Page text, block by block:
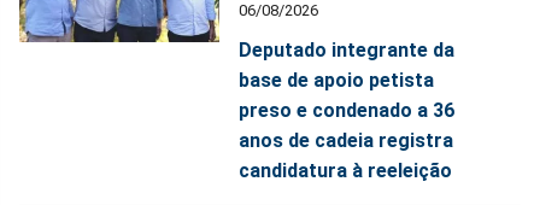
06/08/2026
Deputado integrante da
base de apoio petista
preso e condenado a 36
anos de cadeia registra
candidatura à reeleição